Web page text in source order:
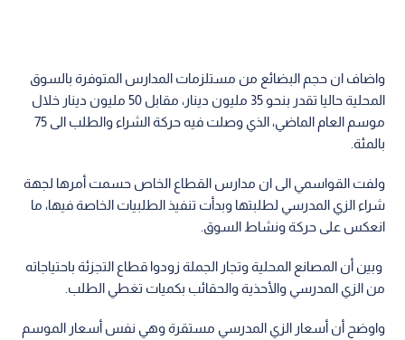
واضاف ان حجم البضائع من مستلزمات المدارس المتوفرة بالسوق
المحلية حاليا تقدر بنحو 35 مليون دينار، مقابل 50 مليون دينار خلال
موسم العام الماضي، الذي وصلت فيه حركة الشراء والطلب الى 75
بالمئة.
ولفت القواسمي الى ان مدارس القطاع الخاص حسمت أمرها لجهة
شراء الزي المدرسي لطلبتها وبدأت تنفيذ الطلبيات الخاصة فيها، ما
انعكس على حركة ونشاط السوق.
وبين أن المصانع المحلية وتجار الجملة زودوا قطاع التجزئة باحتياجاته
من الزي المدرسي والأحذية والحقائب بكميات تغطي الطلب.
واوضح أن أسعار الزي المدرسي مستقرة وهي نفس أسعار الموسم